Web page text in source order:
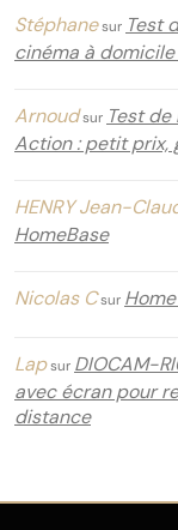
Stéphanesur Test
cinéma à
Arnoudsur Test de
Action : petit prix,
HENRY Jean-
HomeBase
Nicolas Csur
Lapsur DIOCAM-
avec écran pour
distance